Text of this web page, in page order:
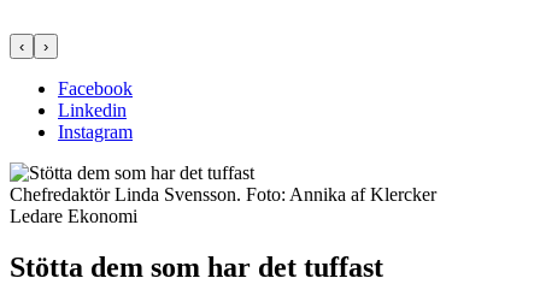
‹ ›
Facebook
Linkedin
Instagram
Chefredaktör Linda Svensson. Foto: Annika af Klercker
Ledare Ekonomi
Stötta dem som har det tuffast